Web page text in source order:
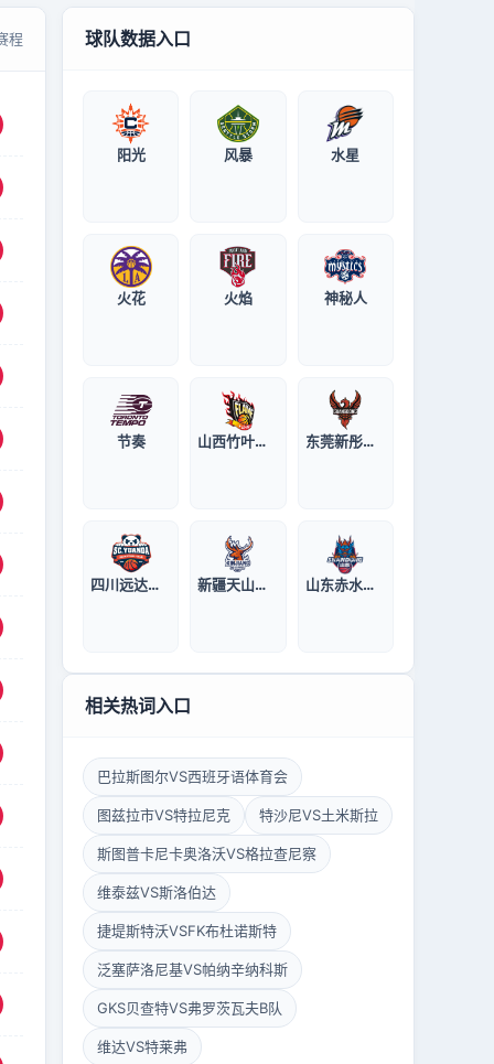
程 球队数据入口
阳光 风暴 水星
火花 火焰 神秘人
节奏 山西竹叶青酒女篮 东莞新彤盛女篮
四川远达美乐女篮 新疆天山女篮 山东赤水河酒女篮
相关热词入口
巴拉斯图尔VS西班牙语体育会
图兹拉市VS特拉尼克 特沙尼VS土米斯拉
斯图普卡尼卡奥洛沃VS格拉查尼察
维泰兹VS斯洛伯达
捷堤斯特沃VSFK布杜诺斯特
泛塞萨洛尼基VS帕纳辛纳科斯
GKS贝查特VS弗罗茨瓦夫B队
维达VS特莱弗